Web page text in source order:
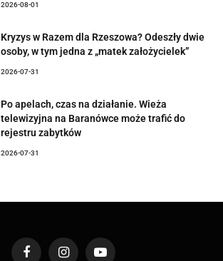
2026-08-01
Kryzys w Razem dla Rzeszowa? Odeszły dwie
osoby, w tym jedna z „matek założycielek”
2026-07-31
Po apelach, czas na działanie. Wieża
telewizyjna na Baranówce może trafić do
rejestru zabytków
2026-07-31
FacebookInstagramYouTube